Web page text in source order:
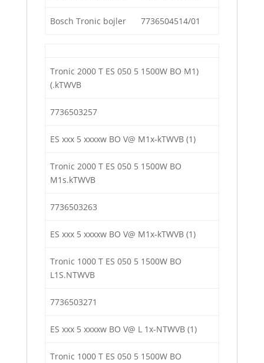
Bosch Tronic bojler 7736504514/01
Tronic 2000 Т ES 050 5 1500W ВО M1)
(.kTWVB
7736503257
ES xxx 5 xxxxw ВО V@ M1x-kTWVB (1)
Tronic 2000 Т ES 050 5 1500W ВО
M1s.kTWVB
7736503263
ES xxx 5 xxxxw ВО V@ M1x-kTWVB (1)
Tronic 1000 Т ES 050 5 1500W ВО
L1S.NTWVB
7736503271
ES xxx 5 xxxxw ВО V@ L 1x-NTWVB (1)
Tronic 1000 Т ES 050 5 1500W ВО